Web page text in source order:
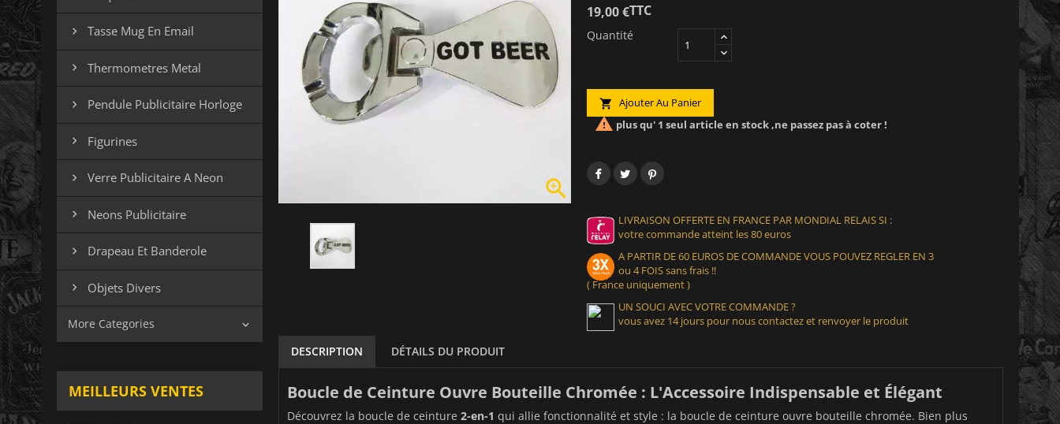
 Tasse Mug En Email
 Thermometres Metal
 Pendule Publicitaire Horloge
 Figurines
 Verre Publicitaire A Neon
 Neons Publicitaire
 Drapeau Et Banderole
 Objets Divers
More Categories 
MEILLEURS VENTES

19,00 €TTC
Quantité
 Ajouter Au Panier
 plus qu' 1 seul article en stock ,ne passez pas à coter !
LIVRAISON OFFERTE EN FRANCE PAR MONDIAL RELAIS SI :
votre commande atteint les 80 euros
A PARTIR DE 60 EUROS DE COMMANDE VOUS POUVEZ REGLER EN 3
ou 4 FOIS sans frais !!
( France uniquement )
UN SOUCI AVEC VOTRE COMMANDE ?
vous avez 14 jours pour nous contactez et renvoyer le produit
DESCRIPTION DÉTAILS DU PRODUIT
Boucle de Ceinture Ouvre Bouteille Chromée : L'Accessoire Indispensable et Élégant
Découvrez la boucle de ceinture 2-en-1 qui allie fonctionnalité et style : la boucle de ceinture ouvre bouteille chromée. Bien plus